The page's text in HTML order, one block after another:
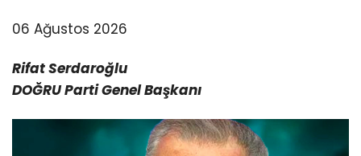
06 Ağustos 2026
Rifat Serdaroğlu
DOĞRU Parti Genel Başkanı